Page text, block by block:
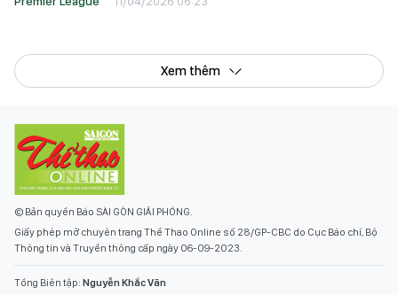
Xem thêm
© Bản quyền Báo SÀI GÒN GIẢI PHÓNG.
Giấy phép mở chuyên trang Thể Thao Online số 28/GP-CBC do Cục Báo chí, Bộ
Thông tin và Truyền thông cấp ngày 06-09-2023.
Tổng Biên tập: Nguyễn Khắc Văn